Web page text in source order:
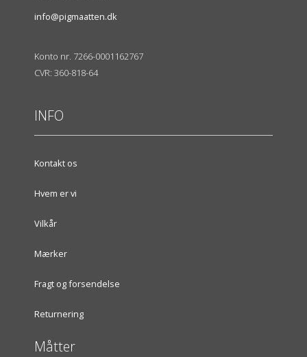
info@pigmaatten.dk
Konto nr. 7266-0001162767
CVR: 360-818-64
INFO
Kontakt os
Hvem er vi
Vilkår
Mærker
Fragt og forsendelse
Returnering
Måtter